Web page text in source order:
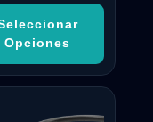
Opciones